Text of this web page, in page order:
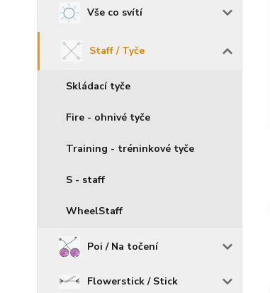
Vše co svítí
Staff / Tyče
Skládací tyče
Fire - ohnivé tyče
Training - tréninkové tyče
S - staff
WheelStaff
Poi / Na točení
Flowerstick / Stick